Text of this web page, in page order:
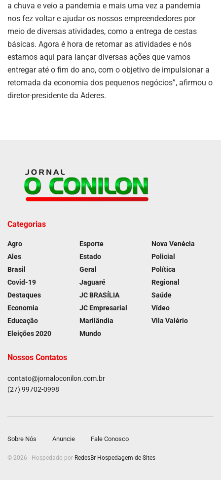
a chuva e veio a pandemia e mais uma vez a pandemia
nos fez voltar e ajudar os nossos empreendedores por
meio de diversas atividades, como a entrega de cestas
básicas. Agora é hora de retomar as atividades e nós
estamos aqui para lançar diversas ações que vamos
entregar até o fim do ano, com o objetivo de impulsionar a
retomada da economia dos pequenos negócios”, afirmou o
diretor-presidente da Aderes.
Categorias
Agro
Ales
Brasil
Covid-19
Destaques
Economia
Educação
Eleições 2020
Esporte
Estado
Geral
Jaguaré
JC BRASÍLIA
JC Empresarial
Marilândia
Mundo
Nova Venécia
Policial
Política
Regional
Saúde
Vídeo
Vila Valério
Nossos Contatos
contato@jornaloconilon.com.br
(27) 99702-0998
Sobre Nós Anuncie Fale Conosco
© 2026 - Hospedado por RedesBr Hospedagem de Sites